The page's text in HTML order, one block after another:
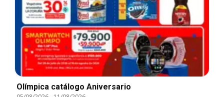
Olímpica catálogo Aniversario